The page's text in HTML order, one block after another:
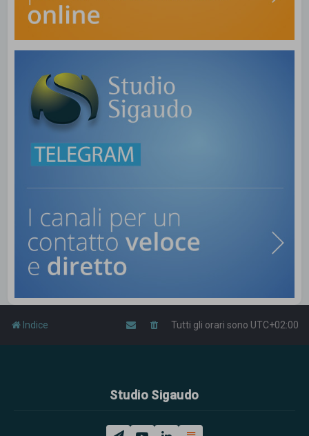
Indice Tutti gli orari sono UTC+02:00
Studio Sigaudo